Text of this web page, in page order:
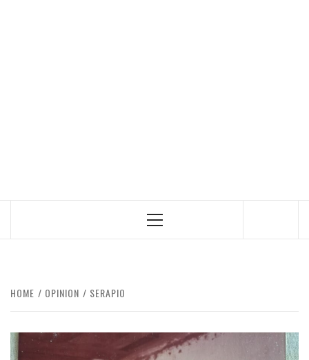
Primary
HOME OPINION SERAPIO